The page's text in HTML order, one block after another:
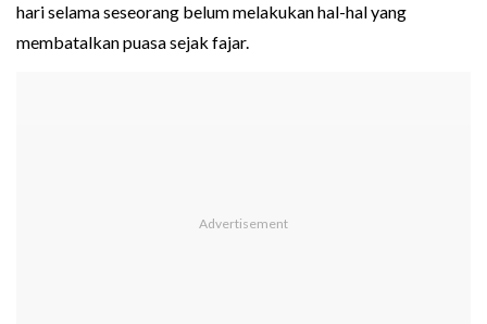
hari selama seseorang belum melakukan hal-hal yang
membatalkan puasa sejak fajar.